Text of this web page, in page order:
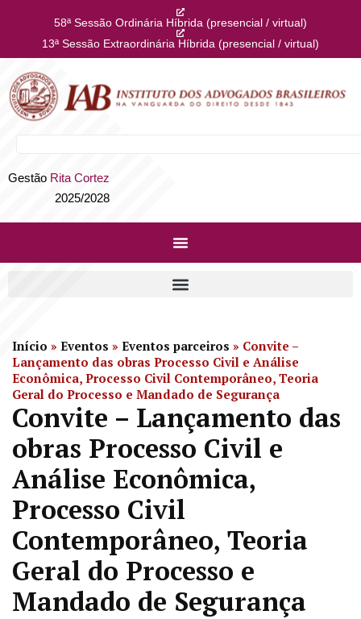
58ª Sessão Ordinária Híbrida (presencial / virtual)
13ª Sessão Extraordinária Híbrida (presencial / virtual)
Gestão Rita Cortez
2025/2028
Início » Eventos » Eventos parceiros » Convite –
Lançamento das obras Processo Civil e Análise
Econômica, Processo Civil Contemporâneo, Teoria
Geral do Processo e Mandado de Segurança
Convite – Lançamento das
obras Processo Civil e
Análise Econômica,
Processo Civil
Contemporâneo, Teoria
Geral do Processo e
Mandado de Segurança